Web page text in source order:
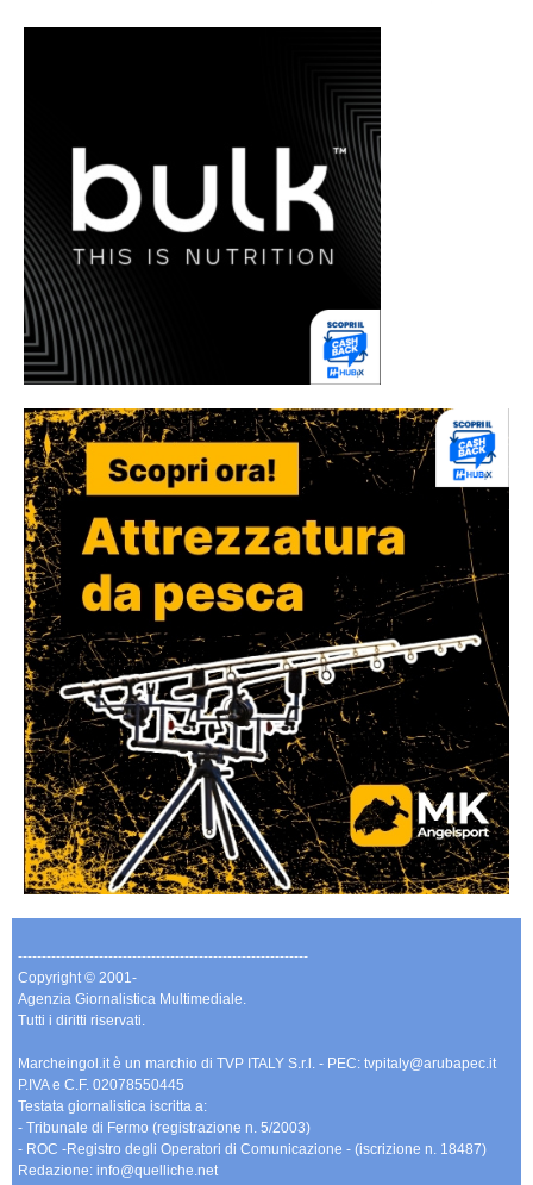
-------------------------------------------------------------
Copyright © 2001-
Agenzia Giornalistica Multimediale.
Tutti i diritti riservati.
Marcheingol.it è un marchio di TVP ITALY S.r.l. - PEC: tvpitaly@arubapec.it
P.IVA e C.F. 02078550445
Testata giornalistica iscritta a:
- Tribunale di Fermo (registrazione n. 5/2003)
- ROC -Registro degli Operatori di Comunicazione - (iscrizione n. 18487)
Redazione: info@quelliche.net